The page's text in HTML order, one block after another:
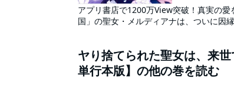
アプリ書店で1200万View突破！真実の
国」の聖女・メルディアナは、ついに因
襲われるメルディアナ。アーヴィンの変
そして、一連の事件が「夢の聖女」の
てられた聖女は、来世では溺愛拒否する
ヤり捨てられた聖女は、来
単行本版】の他の巻を読む